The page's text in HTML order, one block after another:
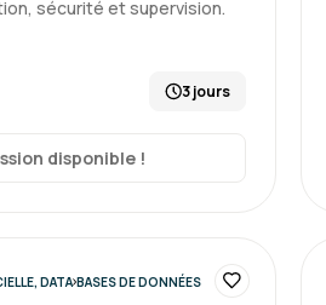
CHLOE R.
Je recommande votre
sécurité et supervision.
3 jours
disponible !
DATA BASES DE DONNÉES